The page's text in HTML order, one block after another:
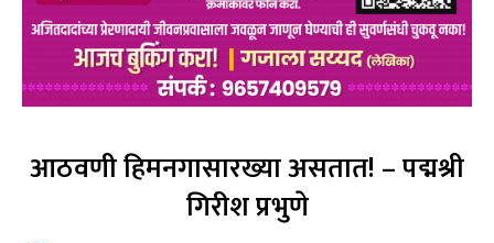
आठवणी हिमनगासारख्या असतात! – पद्मश्री
गिरीश प्रभुणे